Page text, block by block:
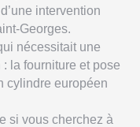
intervention
Georges.
nécessitait une
la fourniture et pose
cylindre européen
si vous cherchez à